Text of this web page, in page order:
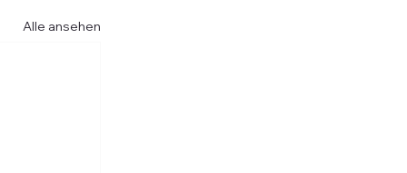
Alle ansehen